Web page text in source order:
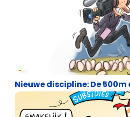
Nieuwe discipline: De 500m